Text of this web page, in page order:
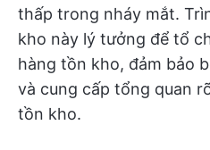
thấp trong nháy mắt.
kho này lý tưởng để tổ
hàng tồn kho, đảm bảo
và cung cấp tổng quan
tồn kho.